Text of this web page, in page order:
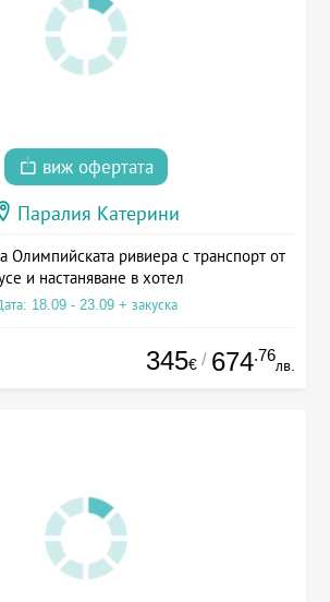
виж офертата
Паралия Катерини
Олимпийската ривиера с транспорт от
и настаняване в хотел
18.09 - 23.09 + закуска
345€ / 674.76
лв.